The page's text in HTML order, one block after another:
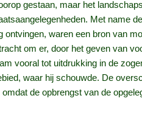
gestaan, maar het
Met name
waren een bron van
om er, door het geven van
vooral tot uitdrukking in de
waar hij schouwde. De
de opbrengst van de